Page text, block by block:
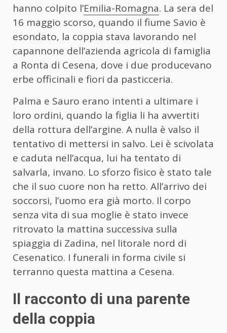
hanno colpito l’Emilia-Romagna. La sera del
16 maggio scorso, quando il fiume Savio è
esondato, la coppia stava lavorando nel
capannone dell’azienda agricola di famiglia
a Ronta di Cesena, dove i due producevano
erbe officinali e fiori da pasticceria.
Palma e Sauro erano intenti a ultimare i
loro ordini, quando la figlia li ha avvertiti
della rottura dell’argine. A nulla è valso il
tentativo di mettersi in salvo. Lei è scivolata
e caduta nell’acqua, lui ha tentato di
salvarla, invano. Lo sforzo fisico è stato tale
che il suo cuore non ha retto. All’arrivo dei
soccorsi, l’uomo era già morto. Il corpo
senza vita di sua moglie è stato invece
ritrovato la mattina successiva sulla
spiaggia di Zadina, nel litorale nord di
Cesenatico. I funerali in forma civile si
terranno questa mattina a Cesena.
Il racconto di una parente
della coppia